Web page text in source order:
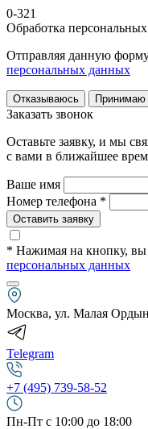
0-321
Обработка
Отправляя данную
персональных данных
Отказываюсь Принимаю
Заказать звонок
Оставьте заявку, и мы
с вами в ближайшее
Ваше имя
Номер телефона *
Оставить заявку
* Нажимая на кнопку, вы
персональных данных
Москва, ул. Малая
Telegram
+7 (495) 739-58-52
Пн-Пт с 10:00 до 18:00